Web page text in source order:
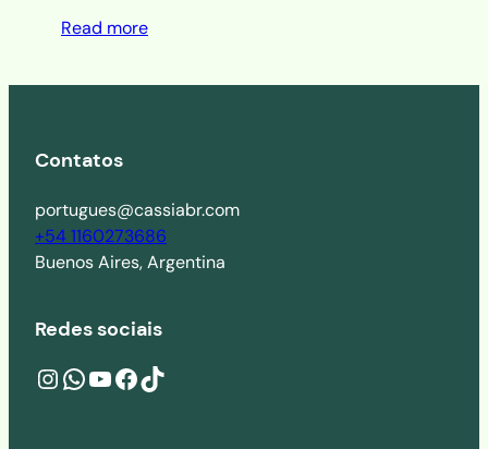
Read more
Contatos
portugues@cassiabr.com
+54 1160273686
Buenos Aires, Argentina
Redes sociais
Instagramwa.me/541160273686 YouTube Facebook TikTok